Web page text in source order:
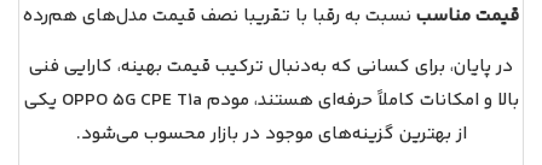
قیمت مناسب نسبت به رقبا با تقریبا نصف قیمت مدل‌های هم‌رده
در پایان، برای کسانی که به‌دنبال ترکیب قیمت بهینه، کارایی فنی
بالا و امکانات کاملاً حرفه‌ای هستند، مودم OPPO 5G CPE T1a یکی
از بهترین گزینه‌های موجود در بازار محسوب می‌شود.